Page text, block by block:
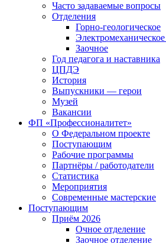
Часто задаваемые вопросы
Отделения
Горно-геологическое
Заочное
Год педагога и наставника
ЦПДЭ
История
Выпускники — герои
Музей
Вакансии
ФП «Профессионалитет»
О Федеральном проекте
Поступающим
Рабочие программы
Партнёры / работодатели
Статистика
Мероприятия
Современные мастерские
Поступающим
Приём 2026
Очное отделение
Заочное отделение